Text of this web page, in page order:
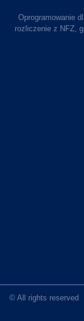
Oprogramowanie
rozliczenie z NFZ,
© All rights reserved